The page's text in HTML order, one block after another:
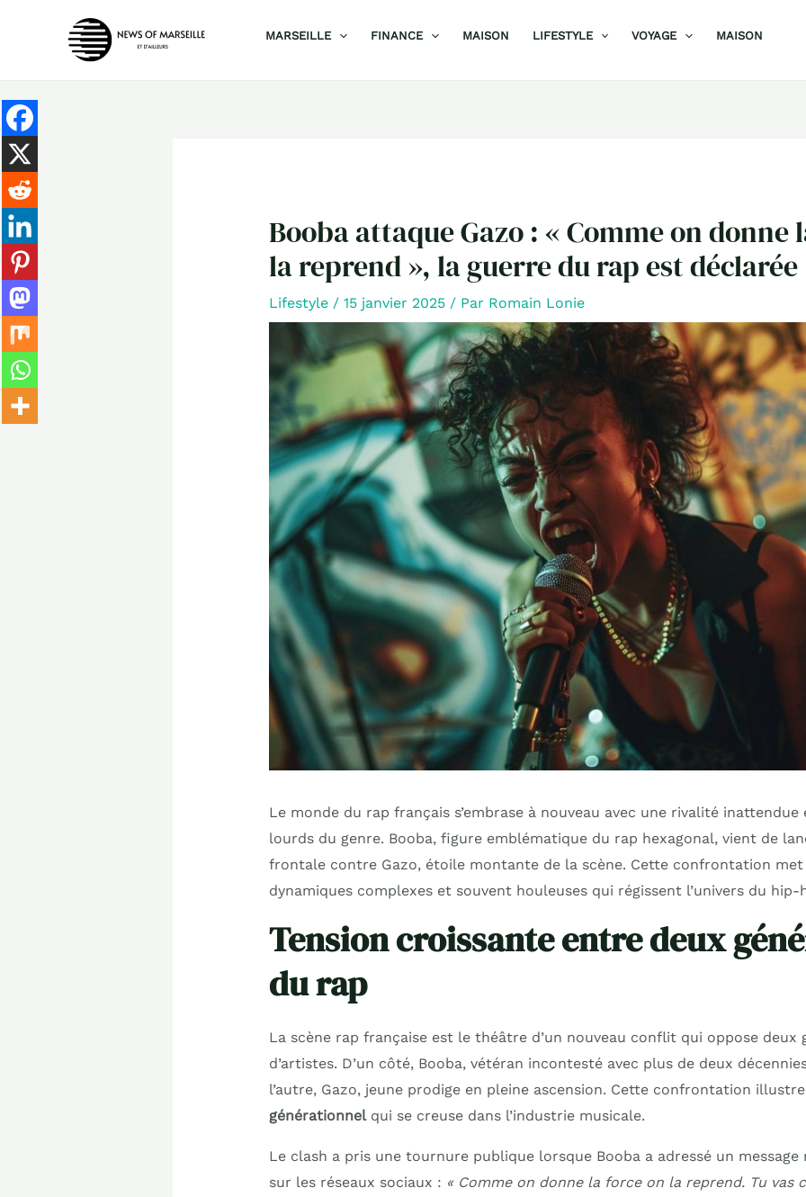
MARSEILLE FINANCE MAISON LIFESTYLE VOYAGE MAISON
Booba attaque Gazo : « Comme on donne
la reprend », la guerre du rap est déclarée
Lifestyle/ 15 janvier 2025 / Par Romain Lonie
Le monde du rap français s’embrase à nouveau avec une rivalité
lourds du genre. Booba, figure emblématique du rap hexagonal, vient de
frontale contre Gazo, étoile montante de la scène. Cette confrontation
dynamiques complexes et souvent houleuses qui régissent l’univers du hip-
Tension croissante entre deux
du rap
La scène rap française est le théâtre d’un nouveau conflit qui oppose deux
d’artistes. D’un côté, Booba, vétéran incontesté avec plus de deux
l’autre, Gazo, jeune prodige en pleine ascension. Cette confrontation
générationnelqui se creuse dans l’industrie musicale.
Le clash a pris une tournure publique lorsque Booba a adressé un message
sur les réseaux sociaux : « Comme on donne la force on la reprend. Tu vas